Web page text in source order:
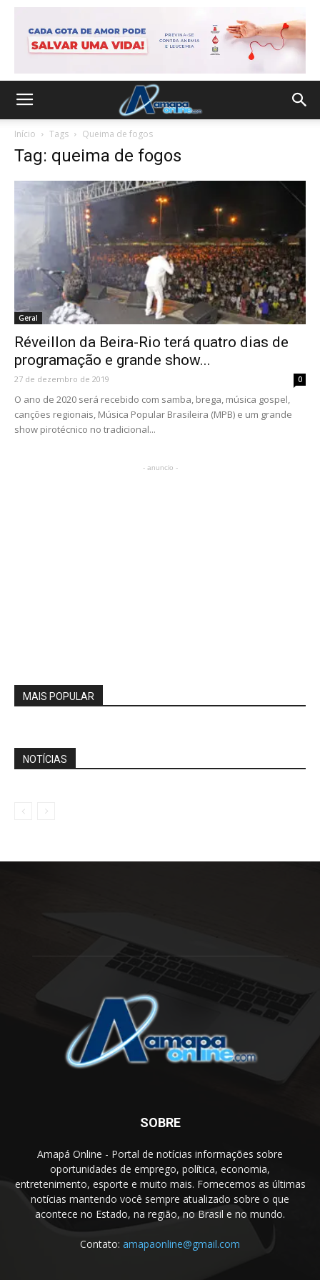
Início Tags Queima de fogos
Tag: queima de fogos
Geral
Réveillon da Beira-Rio terá quatro dias de
programação e grande show...
27 de dezembro de 2019 0
O ano de 2020 será recebido com samba, brega, música gospel,
canções regionais, Música Popular Brasileira (MPB) e um grande
show pirotécnico no tradicional...
- anuncio -
MAIS POPULAR
NOTÍCIAS
SOBRE
Amapá Online - Portal de notícias informações sobre
oportunidades de emprego, política, economia,
entretenimento, esporte e muito mais. Fornecemos as últimas
notícias mantendo você sempre atualizado sobre o que
acontece no Estado, na região, no Brasil e no mundo.
Contato: amapaonline@gmail.com